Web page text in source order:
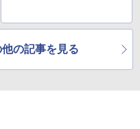
他の記事を見る